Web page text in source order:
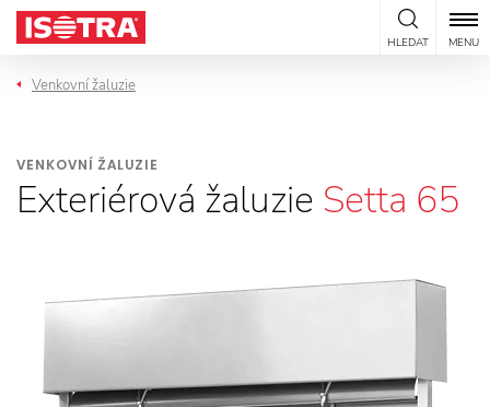
Přeskočit na obsah
HLEDAT MENU
Venkovní žaluzie
VENKOVNÍ ŽALUZIE
Exteriérová žaluzie Setta 65